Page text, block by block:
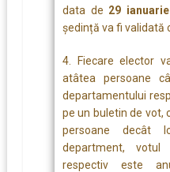
data de 29
ședință va fi validată
4. Fiecare elector
atâtea persoane
departamentului
pe un buletin de vot,
persoane decât
department, votul
respectiv este